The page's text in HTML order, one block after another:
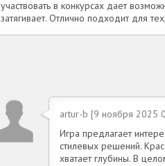
участвовать в конкурсах дает
затягивает. Отлично подходит для
artur-b [9 ноября 2025
Игра предлагает
стилевых решений.
хватает глубины. В